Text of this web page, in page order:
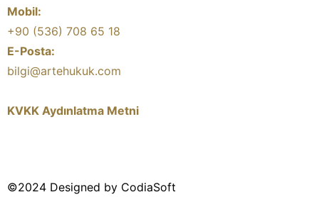
Mobil:
+90 (536) 708 65 18
E-Posta:
bilgi@artehukuk.com
KVKK Aydınlatma Metni
©2024 Designed by CodiaSoft